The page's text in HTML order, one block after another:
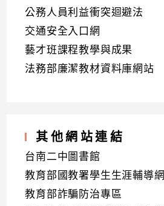
公務人員利益衝突迴避法
交通安全入口網
藝才班課程教學與成果
法務部廉潔教材資料庫網站
其他網站連結
台南二中圖書館
教育部國教署學生生涯輔導網
教育部詐騙防治專區